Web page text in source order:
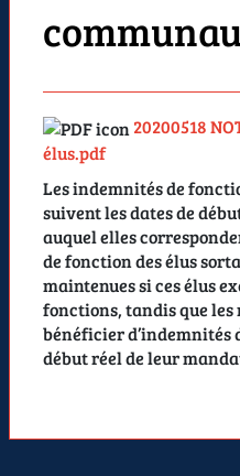
20200518
élus.pdf
Les indemnités de
suivent les dates de
auquel elles
de fonction des élus
maintenues si ces élus
fonctions, tandis que les
bénéficier d’indemnités
début réel de leur